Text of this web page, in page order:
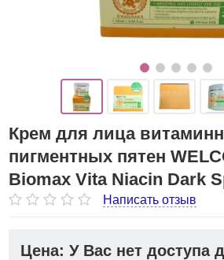
Крем для лица
пигментных пятен
Biomax Vita Niacin Dark
Написать отзыв
Цена: У Вас нет доступа